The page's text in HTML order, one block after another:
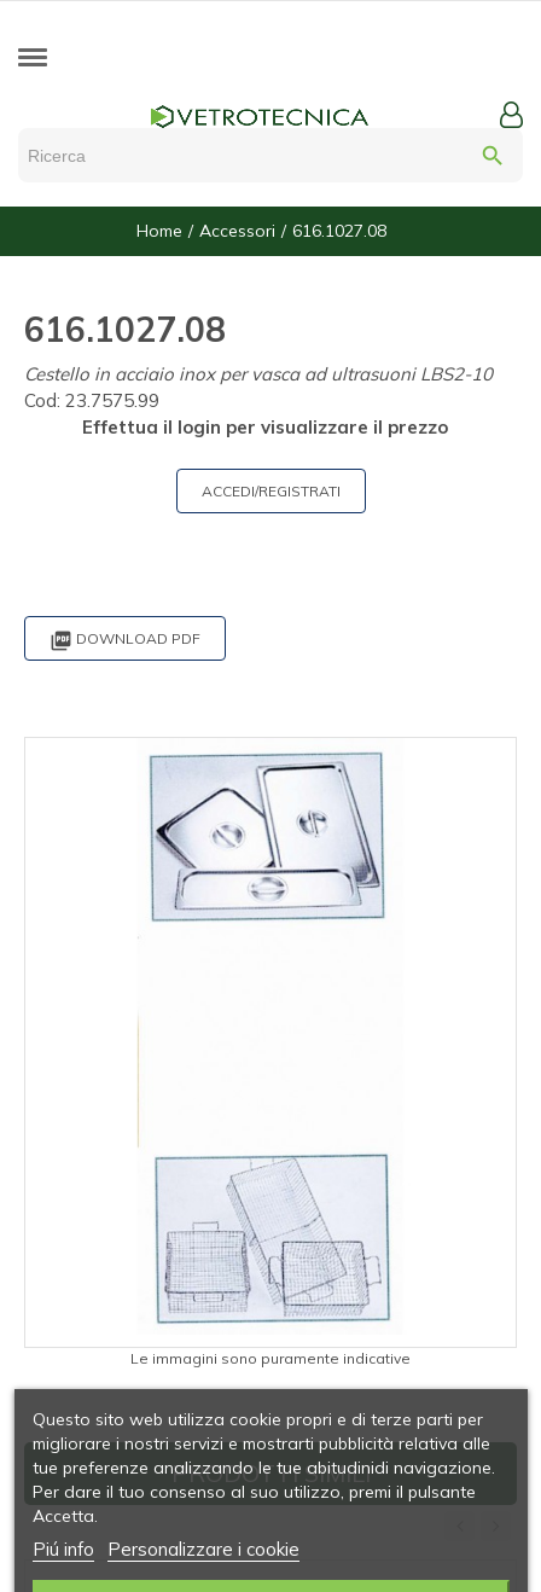
search
Home Accessori 616.1027.08
616.1027.08
Cestello in acciaio inox per vasca ad ultrasuoni LBS2-10
Cod: 23.7575.99
Effettua il login per visualizzare il prezzo
ACCEDI/REGISTRATI
 DOWNLOAD PDF
Le immagini sono puramente indicative
PRODOTTI SIMILI
Questo sito web utilizza cookie propri e di terze parti per
migliorare i nostri servizi e mostrarti pubblicità relativa alle
tue preferenze analizzando le tue abitudinidi navigazione.
Per dare il tuo consenso al suo utilizzo, premi il pulsante
Accetta.
Piú info Personalizzare i cookie